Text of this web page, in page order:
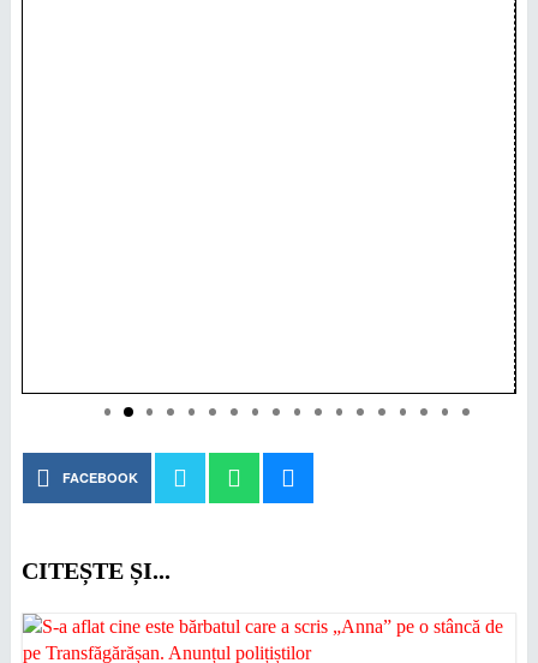
FACEBOOK
CITEȘTE ȘI...